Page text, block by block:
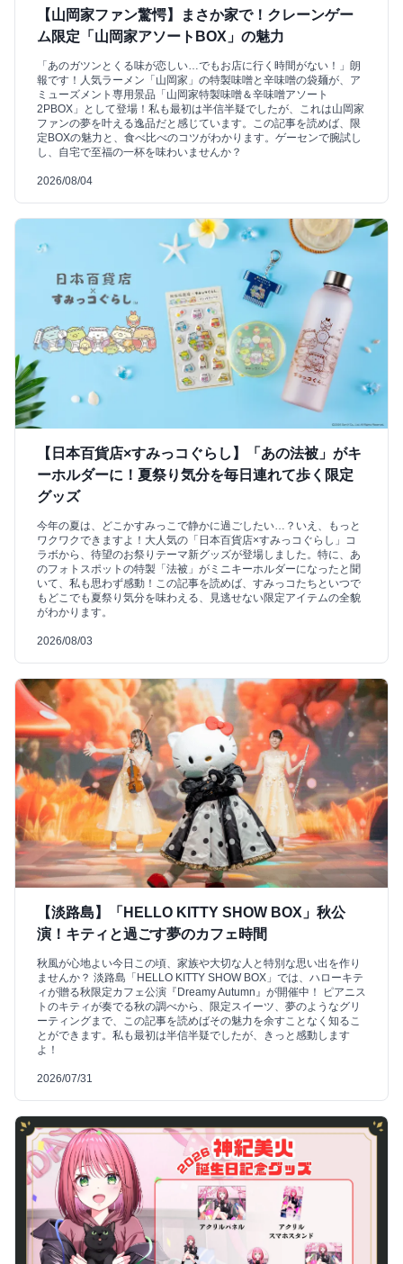
【山岡家ファン驚愕】まさか家で！クレーンゲー
ム限定「山岡家アソートBOX」の魅力
「あのガツンとくる味が恋しい…でもお店に行く時間がない！」朗
報です！人気ラーメン「山岡家」の特製味噌と辛味噌の袋麺が、ア
ミューズメント専用景品「山岡家特製味噌＆辛味噌アソート
2PBOX」として登場！私も最初は半信半疑でしたが、これは山岡家
ファンの夢を叶える逸品だと感じています。この記事を読めば、限
定BOXの魅力と、食べ比べのコツがわかります。ゲーセンで腕試し
し、自宅で至福の一杯を味わいませんか？
2026/08/04
【日本百貨店×すみっコぐらし】「あの法被」がキ
ーホルダーに！夏祭り気分を毎日連れて歩く限定
グッズ
今年の夏は、どこかすみっこで静かに過ごしたい…？いえ、もっと
ワクワクできますよ！大人気の「日本百貨店×すみっコぐらし」コ
ラボから、待望のお祭りテーマ新グッズが登場しました。特に、あ
のフォトスポットの特製「法被」がミニキーホルダーになったと聞
いて、私も思わず感動！この記事を読めば、すみっコたちといつで
もどこでも夏祭り気分を味わえる、見逃せない限定アイテムの全貌
がわかります。
2026/08/03
【淡路島】「HELLO KITTY SHOW BOX」秋公
演！キティと過ごす夢のカフェ時間
秋風が心地よい今日この頃、家族や大切な人と特別な思い出を作り
ませんか？ 淡路島「HELLO KITTY SHOW BOX」では、ハローキテ
ィが贈る秋限定カフェ公演『Dreamy Autumn』が開催中！ ピアニス
トのキティが奏でる秋の調べから、限定スイーツ、夢のようなグリ
ーティングまで、この記事を読めばその魅力を余すことなく知るこ
とができます。私も最初は半信半疑でしたが、きっと感動します
よ！
2026/07/31